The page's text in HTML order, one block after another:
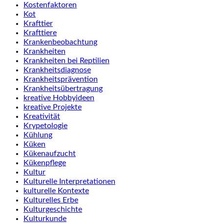
Kostenfaktoren
Kot
Krafttier
Krafttiere
Krankenbeobachtung
Krankheiten
Krankheiten bei Reptilien
Krankheitsdiagnose
Krankheitsprävention
Krankheitsübertragung
kreative Hobbyideen
kreative Projekte
Kreativität
Krypetologie
Kühlung
Küken
Kükenaufzucht
Kükenpflege
Kultur
Kulturelle Interpretationen
kulturelle Kontexte
Kulturelles Erbe
Kulturgeschichte
Kulturkunde